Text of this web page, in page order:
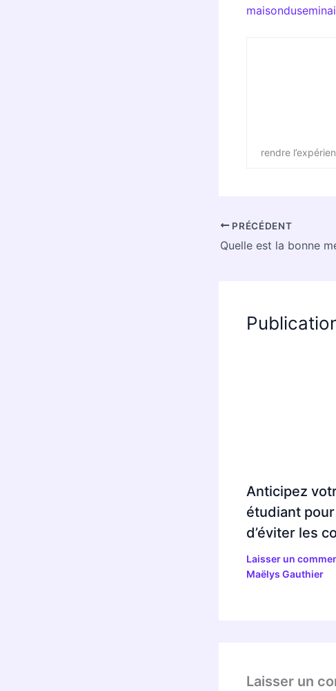
rendre
PRÉCÉDENT
Anticipez
étudiant
d’éviter les
Laisser un
Maëlys Gauthier
Laisser un